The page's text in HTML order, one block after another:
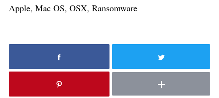
Apple, Mac OS, OSX, Ransomware